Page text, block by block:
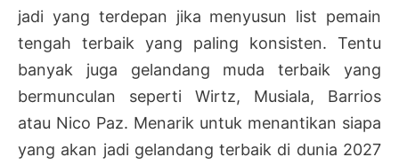
jadi yang terdepan jika menyusun list pemain
tengah terbaik yang paling konsisten. Tentu
banyak juga gelandang muda terbaik yang
bermunculan seperti Wirtz, Musiala, Barrios
atau Nico Paz. Menarik untuk menantikan siapa
yang akan jadi gelandang terbaik di dunia 2027